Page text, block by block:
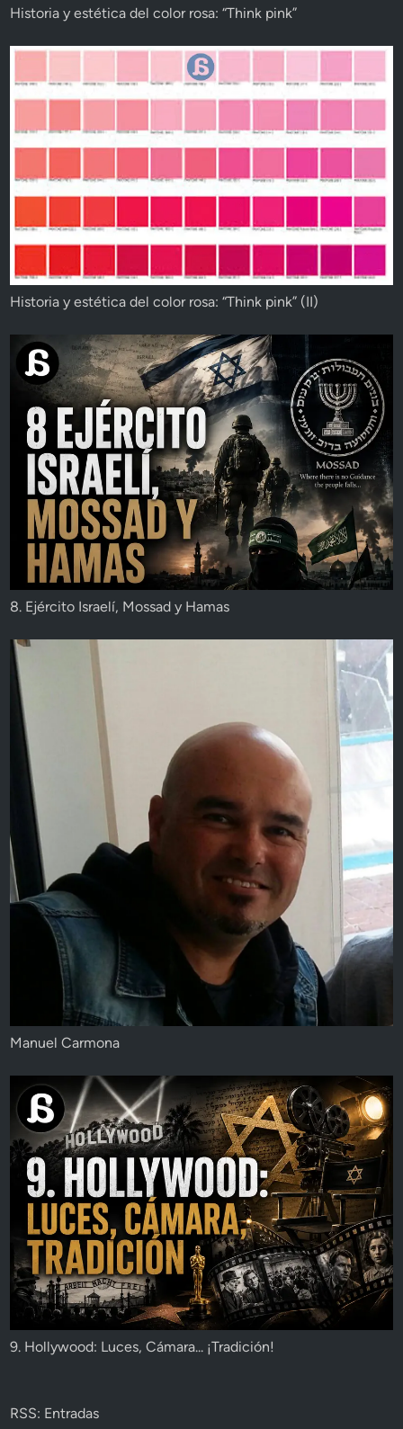
Historia y estética del color rosa: “Think pink”
Historia y estética del color rosa: “Think pink” (II)
8. Ejército Israelí, Mossad y Hamas
Manuel Carmona
9. Hollywood: Luces, Cámara... ¡Tradición!
RSS: Entradas